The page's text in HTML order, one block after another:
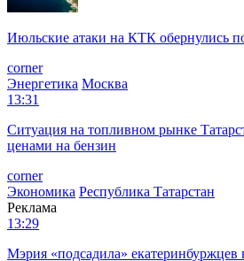
Июльские атаки на КТК обернулись
corner
Энергетика Москва
13:31
Ситуация на топливном рынке
ценами на бензин
corner
Экономика Республика Татарстан
Реклама
13:29
Мэрия «подсадила» екатеринбуржцев